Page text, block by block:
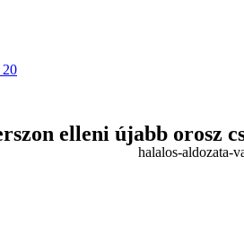
elleni újabb orosz